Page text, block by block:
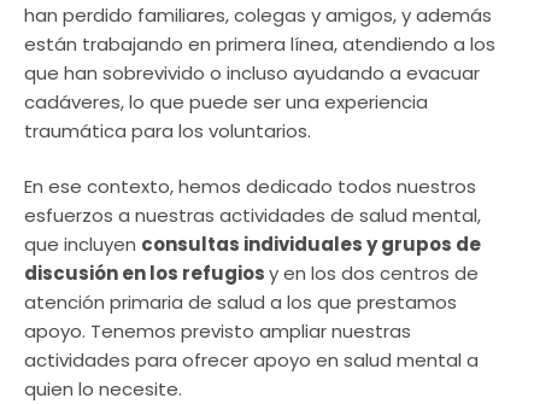
han perdido familiares, colegas y amigos, y además
están trabajando en primera línea, atendiendo a los
que han sobrevivido o incluso ayudando a evacuar
cadáveres, lo que puede ser una experiencia
traumática para los voluntarios.
En ese contexto, hemos dedicado todos nuestros
esfuerzos a nuestras actividades de salud mental,
que incluyen consultas individuales y grupos de
discusión en los refugiosy en los dos centros de
atención primaria de salud a los que prestamos
apoyo. Tenemos previsto ampliar nuestras
actividades para ofrecer apoyo en salud mental a
quien lo necesite.